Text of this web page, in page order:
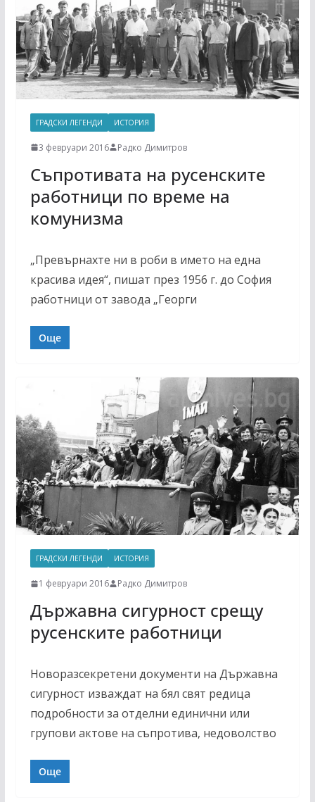
ГРАДСКИ ЛЕГЕНДИ ИСТОРИЯ
3 февруари 2016 Радко Димитров
Съпротивата на русенските
работници по време на
комунизма
„Превърнахте ни в роби в името на една
красива идея“, пишат през 1956 г. до София
работници от завода „Георги
Още
ГРАДСКИ ЛЕГЕНДИ ИСТОРИЯ
1 февруари 2016 Радко Димитров
Държавна сигурност срещу
русенските работници
Новоразсекретени документи на Държавна
сигурност изваждат на бял свят редица
подробности за отделни единични или
групови актове на съпротива, недоволство
Още